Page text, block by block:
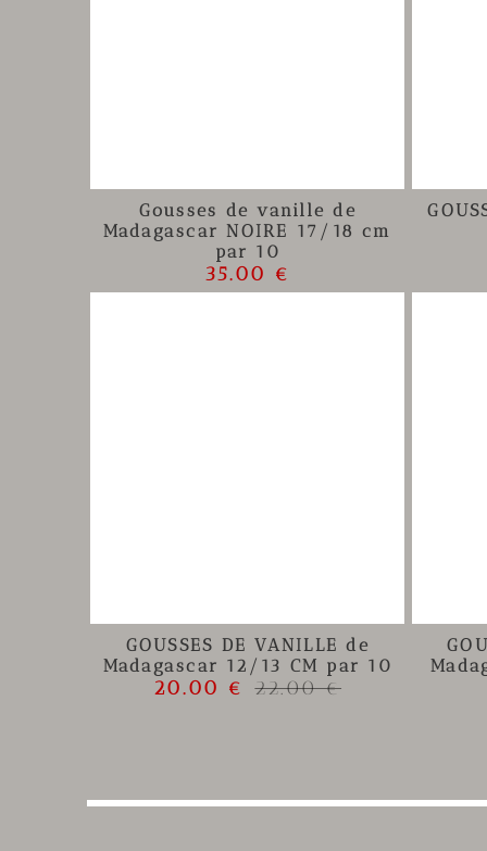
Gousses de vanille de
Madagascar NOIRE 17/18 cm
par 10
35.00 €
GOUSSES DE VANILLE de
Madagascar 12/13 CM par 10
20.00 € 22.00 €